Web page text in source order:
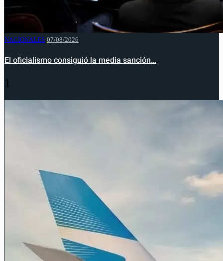
NACIONALES 07/08/2026
El oficialismo consiguió la media sanción…
1